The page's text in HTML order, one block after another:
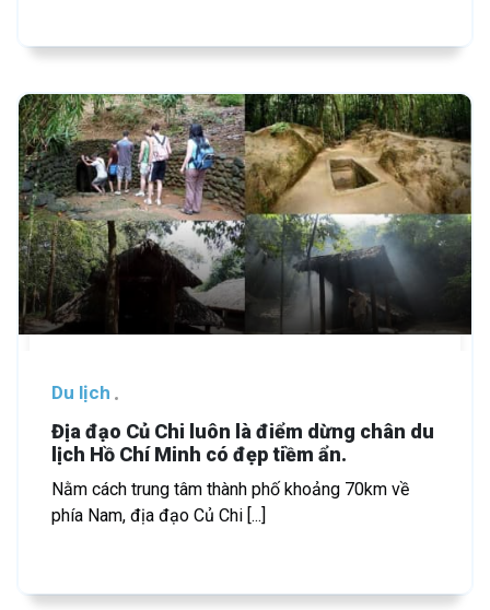
Du lịch
Địa đạo Củ Chi luôn là điểm dừng chân du
lịch Hồ Chí Minh có đẹp tiềm ẩn.
Nằm cách trung tâm thành phố khoảng 70km về
phía Nam, địa đạo Củ Chi [...]